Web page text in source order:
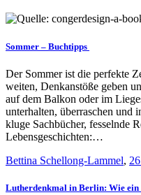
Sommer – Buchtipps
Der Sommer ist die perfekte
weiten, Denkanstöße geben
auf dem Balkon oder im
unterhalten, überraschen und
kluge Sachbücher, fesselnde
Lebensgeschichten:…
Bettina Schellong-Lammel,
Lutherdenkmal in Berlin: Wie ein